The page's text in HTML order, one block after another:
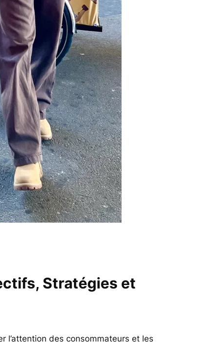
Stratégies et
l’attention des consommateurs et les